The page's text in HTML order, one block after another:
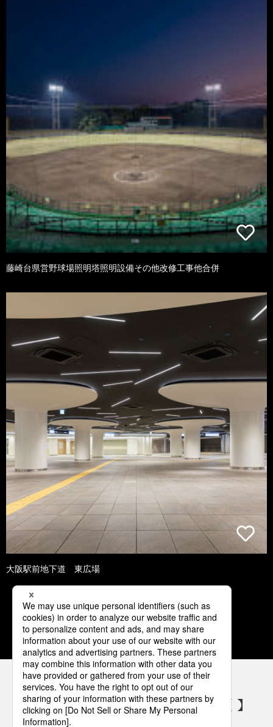
藤崎台県営野球場照明塔照明設備その他改修工事他合併
大阪駅前地下道 東広場
1 2 3 4 5
パナソニックの電気設備 SNSアカウント